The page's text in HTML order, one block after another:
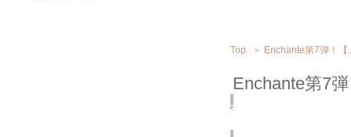
Top ＞ Enchante第7弾！
Enchante第7
2018